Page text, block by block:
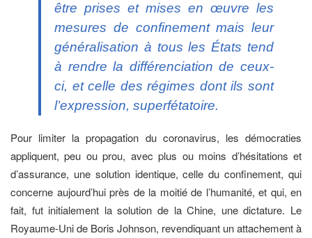
être prises et mises en œuvre les
mesures de confinement mais leur
généralisation à tous les États tend
à rendre la différenciation de ceux-
ci, et celle des régimes dont ils sont
l’expression, superfétatoire.
Pour limiter la propagation du coronavirus, les démocraties
appliquent, peu ou prou, avec plus ou moins d’hésitations et
d’assurance, une solution identique, celle du confinement, qui
concerne aujourd’hui près de la moitié de l’humanité, et qui, en
fait, fut initialement la solution de la Chine, une dictature. Le
Royaume-Uni de Boris Johnson, revendiquant un attachement à